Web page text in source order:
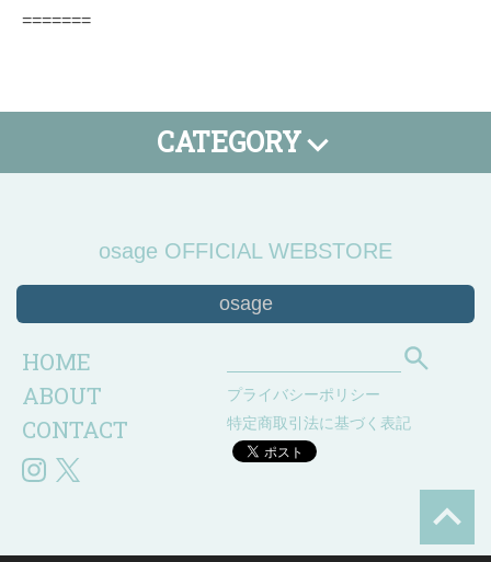
=======
CATEGORY
Tシャツ タオル 小物 SALE 期間限定
osage OFFICIAL WEBSTORE
osage
HOME
ABOUT
CONTACT
プライバシーポリシー
特定商取引法に基づく表記